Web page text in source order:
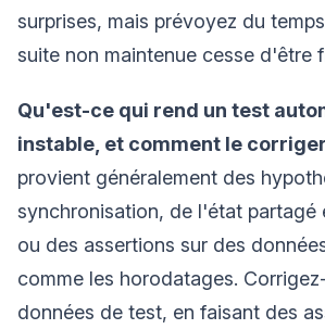
surprises, mais prévoyez du
suite non maintenue cesse d'être
Qu'est-ce qui rend un test
instable, et comment le
provient généralement des
synchronisation, de l'état partagé
ou des assertions sur des
comme les horodatages.
données de test, en faisant des